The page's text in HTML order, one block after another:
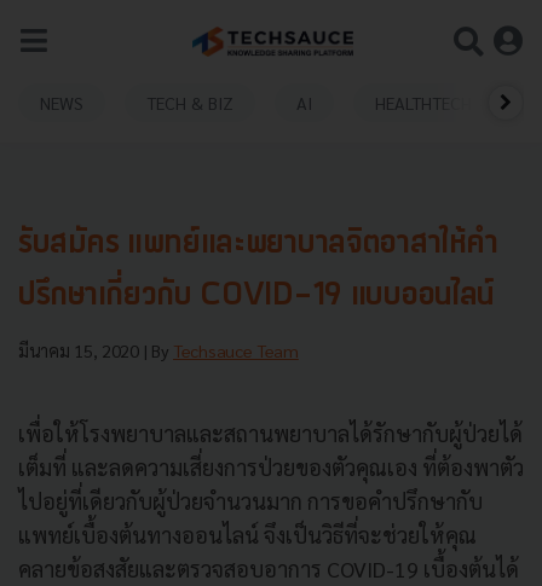
NEWS TECH & BIZ AI HEALTHTECH
รับสมัคร แพทย์และพยาบาลจิตอาสาให้คำ
ปรึกษาเกี่ยวกับ COVID-19 แบบออนไลน์
มีนาคม 15, 2020 | By Techsauce Team
เพื่อให้โรงพยาบาลและสถานพยาบาลได้รักษากับผู้ป่วยได้
เต็มที่ และลดความเสี่ยงการป่วยของตัวคุณเอง ที่ต้องพาตัว
ไปอยู่ที่เดียวกับผู้ป่วยจำนวนมาก การขอคำปรึกษากับ
แพทย์เบื้องต้นทางออนไลน์ จึงเป็นวิธีที่จะช่วยให้คุณ
คลายข้อสงสัยและตรวจสอบอาการ COVID-19 เบื้องต้นได้